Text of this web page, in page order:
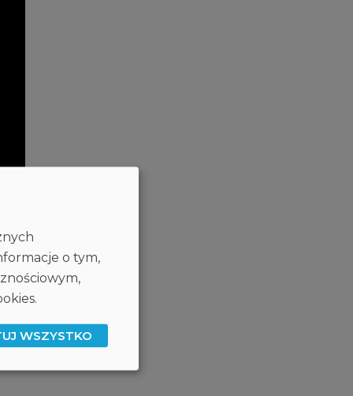
o tym,
WSZYSTKO